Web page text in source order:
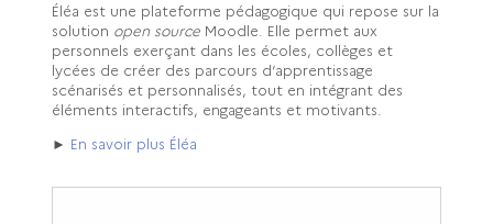
Éléa est une plateforme pédagogique qui repose sur la
solution open source Moodle. Elle permet aux
personnels exerçant dans les écoles, collèges et
lycées de créer des parcours d’apprentissage
scénarisés et personnalisés, tout en intégrant des
éléments interactifs, engageants et motivants.
► En savoir plus Éléa